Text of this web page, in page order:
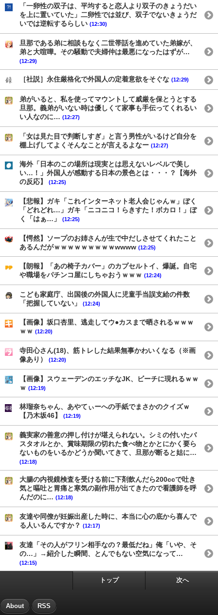
「一卵性の双子は、平均すると恋人より双子のきょうだい
を上に置いていた」二卵性では並び、双子でないきょうだ
いでは逆転するらしい (12:30)
旦那である弟に相談もなく二世帯話を進めていた弟嫁が、
弟と大喧嘩。その騒動で夫婦仲は最悪になったはずが…
(12:29)
［社説］永住厳格化で外国人の定着意欲をそぐな (12:29)
弟がいると、私を使ってマウントして威厳を保とうとする
旦那。義弟がいない時は優しくて家事も手伝ってくれるい
い人なのに… (12:27)
「女は見た目で判断しすぎ」と言う男性がいるけど自分を
棚上げしてよくそんなことが言えるよなー (12:27)
海外「日本のこの場所は現実とは思えないレベルで美し
い…！」外国人が感動する日本の景色とは・・・？【海外
の反応】
(12:25)
【悲報】ガキ「これインターネット老人会じゃんｗ」ぼく
「どれどれ…」ガキ「ニコニコ！らきすた！ボカロ！」ぼ
く「はぁ…」
(12:25)
【愕然】ソープのお姉さんが生で中だしさせてくれたこと
あるんだがｗｗｗｗｗｗｗｗｗwwww (12:25)
【朗報】「あの椅子カバー」のカプセルトイ、爆誕。自宅
や職場をパチンコ屋にしちゃおうｗｗｗ (12:24)
こども家庭庁、出国後の外国人に児童手当誤支給の件数
「把握していない」
(12:24)
【画像】坂口杏里、逃走してウ●カスまで晒されるｗｗｗ
ｗｗ (12:20)
寺田心さん(18)、筋トレした結果無事かわいくなる（※画
像あり）
(12:20)
【画像】スウェーデンのエッチなJK、ビーチに現れるｗｗ
ｗ (12:19)
林瑠奈ちゃん、あやてぃーへの手紙でまさかのクイズｗ
【乃木坂46】
(12:19)
義実家の善意の押し付けが堪えられない。シミの付いたバ
スタオルとか、賞味期限の切れた食べ物とかとにかく要ら
ないものをいるかどうか聞いてきて、旦那が断ると姑に…
(12:18)
大腸の内視鏡検査を受ける前に下剤飲んだら200ccで吐き
気と嘔吐と胃痛と寒気の副作用が出てきたので看護師を呼
んだのに… (12:18)
友達や同僚が妊娠出産した時に、本当に心の底から喜んで
る人いるんですか？ (12:17)
友達「その人がフリン相手なの？最低だね」俺「いや、そ
の…」→紹介した瞬間、とんでもない空気になって…
(12:15)
トップ 次へ
About RSS